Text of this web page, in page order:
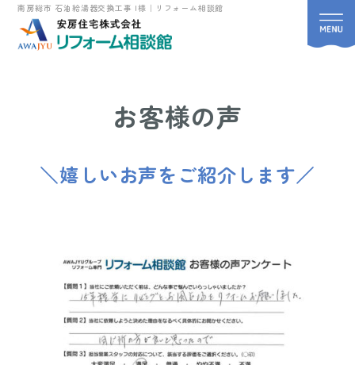
南房総市 石油給湯器交換工事 I様｜リフォーム相談館
お客様の声
＼嬉しいお声をご紹介します／